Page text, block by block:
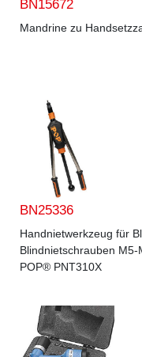
BN15672
Mandrine zu
BN25336
Handnietwerkzeug für
Blindnietschrauben M5-
POP® PNT310X